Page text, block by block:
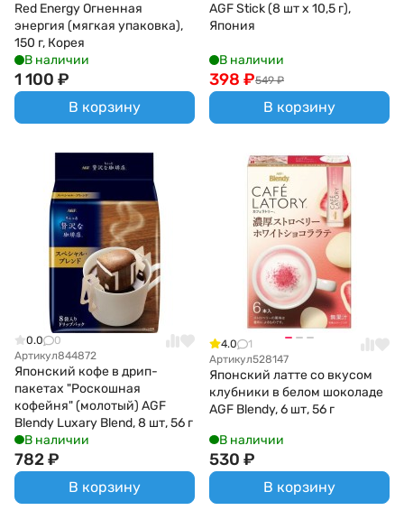
Red Energy Огненная
энергия (мягкая упаковка),
150 г, Корея
В наличии
1 100 ₽
В корзину
AGF Stick (8 шт х 10,5 г),
Япония
В наличии
549 ₽
398 ₽
В корзину
0.0
0
Артикул844872
Японский кофе в дрип-
пакетах "Роскошная
кофейня" (молотый) AGF
Blendy Luxary Blend, 8 шт, 56 г
В наличии
782₽
В корзину
4.0
1
Артикул528147
Японский латте со вкусом
клубники в белом шоколаде
AGF Blendy, 6 шт, 56 г
В наличии
530 ₽
В корзину